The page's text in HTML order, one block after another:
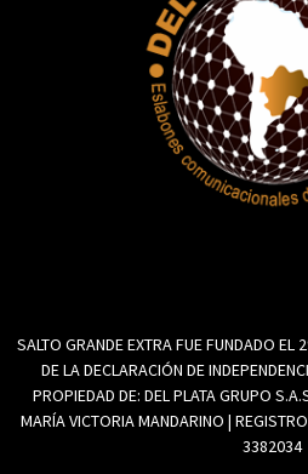
SALTO GRANDE EXTRA FUE FUNDADO
DE LA DECLARACIÓN DE
PROPIEDAD DE: DEL PLATA GRUPO
MARÍA VICTORIA MANDARINO |
3382034